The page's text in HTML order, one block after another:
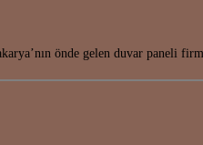
önde gelen duvar paneli